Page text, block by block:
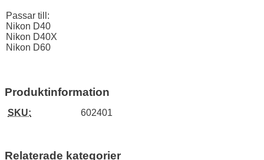
Passar till:
Nikon D40
Nikon D40X
Nikon D60
Produktinformation
SKU: 602401
Relaterade kategorier